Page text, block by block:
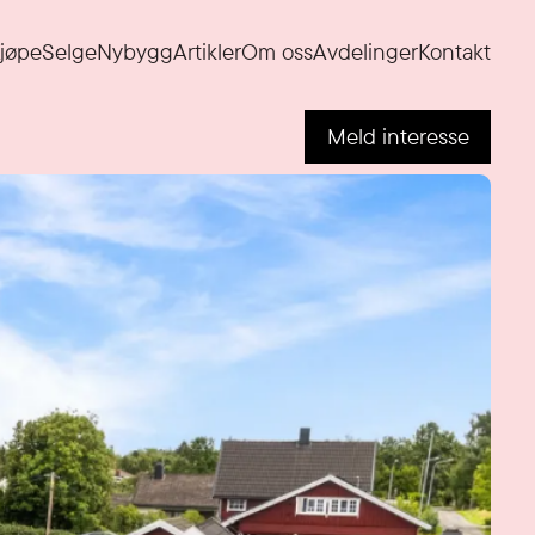
SelgeNybyggArtiklerOm ossAvdelingerKontakt
Meld interesse